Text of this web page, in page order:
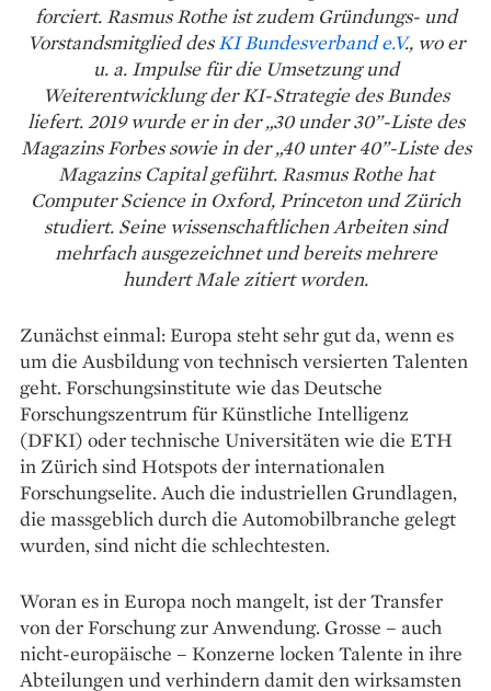
forciert. Rasmus Rothe ist zudem Gründungs- und
Vorstandsmitglied desKI Bundesverband e.V., wo er
u. a. Impulse für die Umsetzung und
Weiterentwicklung der KI-Strategie des Bundes
liefert. 2019 wurde er in der „30 under 30”-Liste des
Magazins Forbes sowie in der „40 unter 40”-Liste des
Magazins Capital geführt. Rasmus Rothe hat
Computer Science in Oxford, Princeton und Zürich
studiert. Seine wissenschaftlichen Arbeiten sind
mehrfach ausgezeichnet und bereits mehrere
hundert Male zitiert worden.
Zunächst einmal: Europa steht sehr gut da, wenn es
um die Ausbildung von technisch versierten Talenten
geht. Forschungsinstitute wie das Deutsche
Forschungszentrum für Künstliche Intelligenz
(DFKI) oder technische Universitäten wie die ETH
in Zürich sind Hotspots der internationalen
Forschungselite. Auch die industriellen Grundlagen,
die massgeblich durch die Automobilbranche gelegt
wurden, sind nicht die schlechtesten.
Woran es in Europa noch mangelt, ist der Transfer
von der Forschung zur Anwendung. Grosse – auch
nicht-europäische – Konzerne locken Talente in ihre
Abteilungen und verhindern damit den wirksamsten